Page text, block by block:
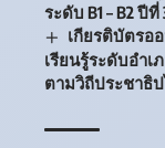
ระดับ B1 – B2 ปีที่
เกียรติบัตรอ
เรียนรู้ระดับอำเ
ตามวิถีประชาธิป